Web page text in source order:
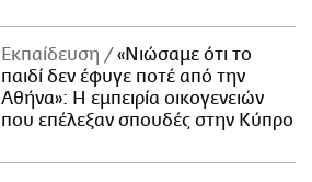
Εκπαίδευση
«Νιώσαμε ότι το
παιδί δεν έφυγε ποτέ από την
Αθήνα»: Η εμπειρία οικογενειών
που επέλεξαν σπουδές στην Κύπρο